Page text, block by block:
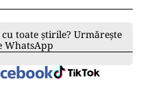
toate știrile? Urmărește
WhatsApp